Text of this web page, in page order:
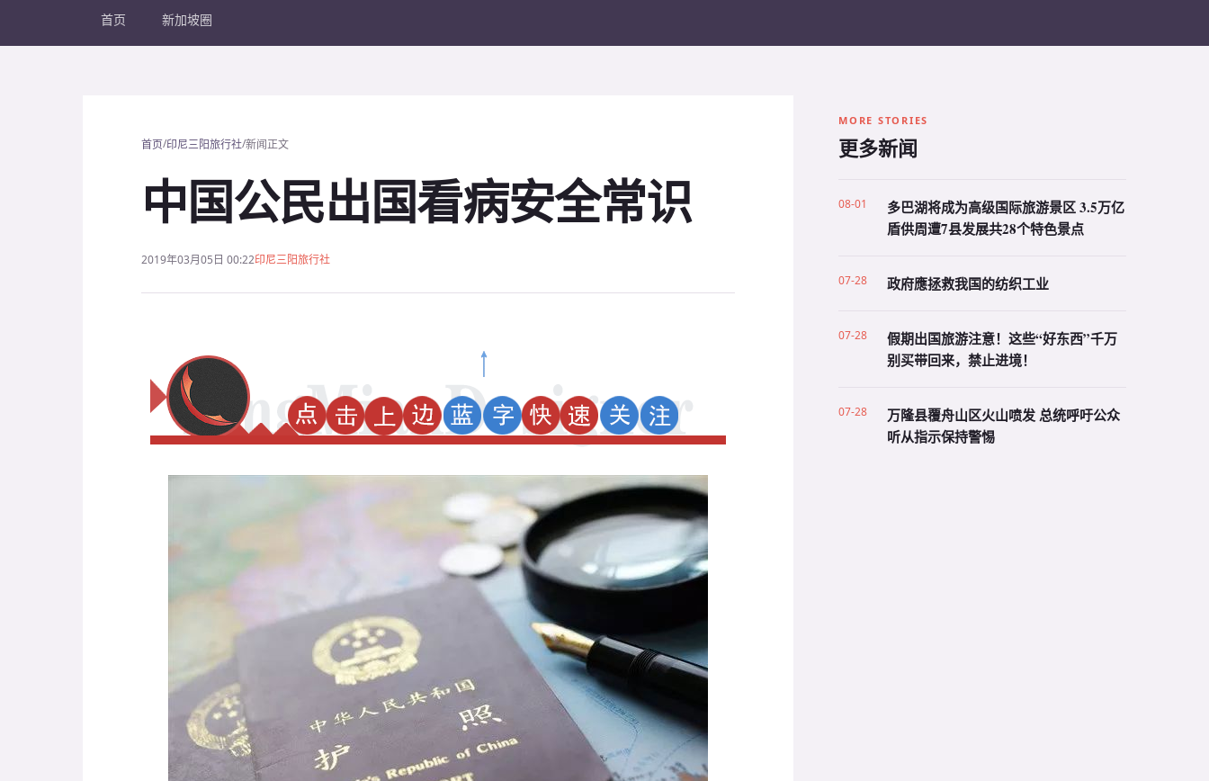
首页 新加坡圈
首页/印尼三阳旅行社/新闻正文
中国公民出国看病安全常识
2019年03月05日 00:22印尼三阳旅行社
MORE STORIES
更多新闻
08-01
多巴湖将成为高级国际旅游景区 3.5万亿
盾供周遭7县发展共28个特色景点
07-28 政府應拯救我国的纺织工业
07-28
假期出国旅游注意！这些“好东西”千万
别买带回来，禁止进境！
07-28
万隆县覆舟山区火山喷发 总统呼吁公众
听从指示保持警惕